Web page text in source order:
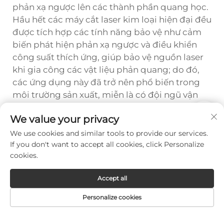
phản xạ ngược lên các thành phần quang học.
Hầu hết các máy cắt laser kim loại hiện đại đều
được tích hợp các tính năng bảo vệ như cảm
biến phát hiện phản xạ ngược và điều khiển
công suất thích ứng, giúp bảo vệ nguồn laser
khi gia công các vật liệu phản quang; do đó,
các ứng dụng này đã trở nên phổ biến trong
môi trường sản xuất, miễn là có đội ngũ vận
quy trình đã được thiết lập rõ ràng.
Prev :
So sánh máy cắt kim loại bằng laser với máy cắt plasma và máy cắt khí nóng
We value your privacy
We use cookies and similar tools to provide our services.
If you don't want to accept all cookies, click Personalize
cookies.
Personalize cookies
Accept all